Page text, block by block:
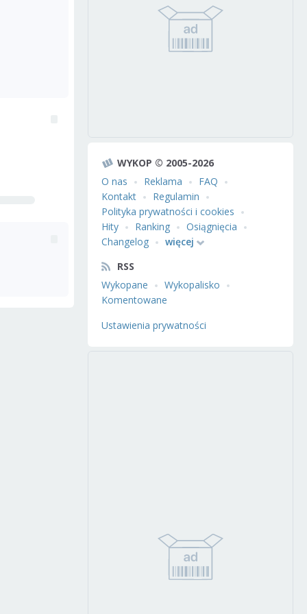
WYKOP © 2005-2026
O nas
Reklama
FAQ
Kontakt
Regulamin
Polityka prywatności i cookies
Hity
Ranking
Osiągnięcia
Changelog
więcej
RSS
Wykopane
Wykopalisko
Komentowane
Ustawienia prywatności